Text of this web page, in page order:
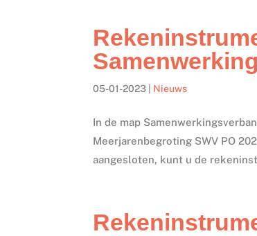
05-01-2023 Nieuws
In de map
Meerjarenbegroting SWV PO
aangesloten, kunt u de